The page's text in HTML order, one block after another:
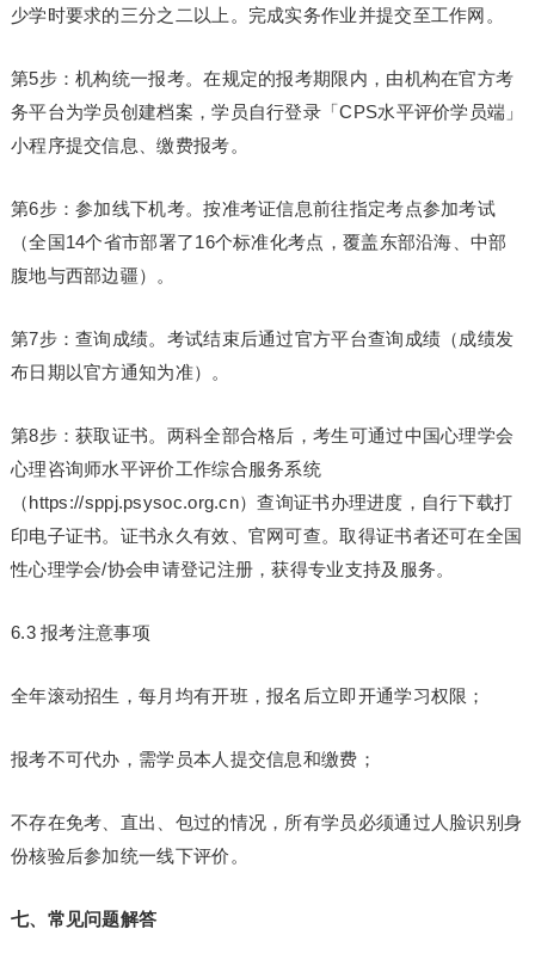
少学时要求的三分之二以上。完成实务作业并提交至工作网。
第5步：机构统一报考。在规定的报考期限内，由机构在官方考
务平台为学员创建档案，学员自行登录「CPS水平评价学员端」
小程序提交信息、缴费报考。
第6步：参加线下机考。按准考证信息前往指定考点参加考试
（全国14个省市部署了16个标准化考点，覆盖东部沿海、中部
腹地与西部边疆）。
第7步：查询成绩。考试结束后通过官方平台查询成绩（成绩发
布日期以官方通知为准）。
第8步：获取证书。两科全部合格后，考生可通过中国心理学会
心理咨询师水平评价工作综合服务系统
（https://sppj.psysoc.org.cn）查询证书办理进度，自行下载打
印电子证书。证书永久有效、官网可查。取得证书者还可在全国
性心理学会/协会申请登记注册，获得专业支持及服务。
6.3 报考注意事项
全年滚动招生，每月均有开班，报名后立即开通学习权限；
报考不可代办，需学员本人提交信息和缴费；
不存在免考、直出、包过的情况，所有学员必须通过人脸识别身
份核验后参加统一线下评价。
七、常见问题解答